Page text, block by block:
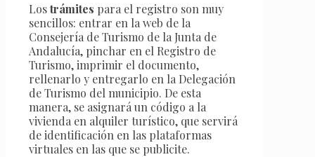
Lostrámites para el registro son muy
sencillos: entrar en la web de la
Consejería de Turismo de la Junta de
Andalucía, pinchar en el Registro de
Turismo, imprimir el documento,
rellenarlo y entregarlo en la Delegación
de Turismo del municipio. De esta
manera, se asignará un código a la
vivienda en alquiler turístico, que servirá
de identificación en las plataformas
virtuales en las que se publicite.